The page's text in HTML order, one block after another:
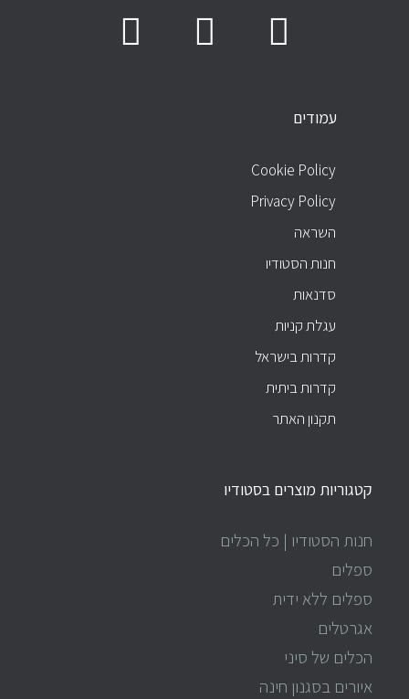
עמודים
עמודים
Cookie Policy
Privacy Policy
השראה
חנות הסטודיו
סדנאות
עגלת קניות
קדרות בישראל
קדרות ביתית
תקנון האתר
קטגוריות מוצרים בסטודיו
חנות הסטודיו | כל הכלים
ספלים
ספלים ללא ידית
אגרטלים
הכלים של סיני
איורים בסגנון חינה